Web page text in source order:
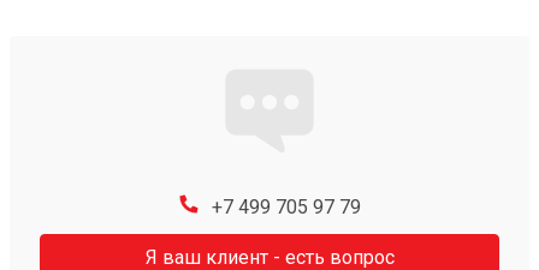
+7 499 705 97 79
Я ваш клиент - есть вопрос